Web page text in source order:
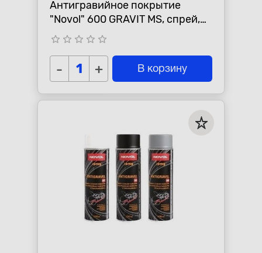
Антигравийное покрытие
"Novol" 600 GRAVIT MS, спрей,
серый
star_border star_border star_border star_border star_border
- + В корзину